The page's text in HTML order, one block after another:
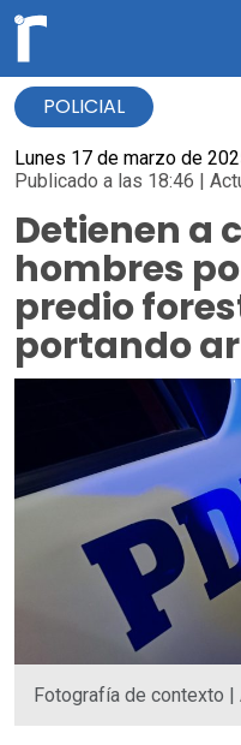
POLICIAL
Lunes 17 de marzo de
Publicado a las 18:46 |
Detienen a
hombres
predio
portando
Fotografía de contexto |